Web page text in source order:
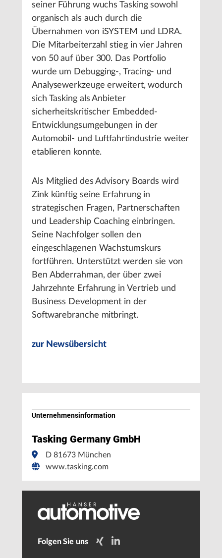
seiner Führung wuchs Tasking sowohl
organisch als auch durch die
Übernahmen von iSYSTEM und LDRA.
Die Mitarbeiterzahl stieg in vier Jahren
von 50 auf über 300. Das Portfolio
wurde um Debugging-, Tracing- und
Analysewerkzeuge erweitert, wodurch
sich Tasking als Anbieter
sicherheitskritischer Embedded-
Entwicklungsumgebungen in der
Automobil- und Luftfahrtindustrie weiter
etablieren konnte.
Als Mitglied des Advisory Boards wird
Zink künftig seine Erfahrung in
strategischen Fragen, Partnerschaften
und Leadership Coaching einbringen.
Seine Nachfolger sollen den
eingeschlagenen Wachstumskurs
fortführen. Unterstützt werden sie von
Ben Abderrahman, der über zwei
Jahrzehnte Erfahrung in Vertrieb und
Business Development in der
Softwarebranche mitbringt.
zur Newsübersicht
Unternehmens­information
Tasking Germany GmbH
D 81673 München
www.tasking.com
Folgen Sie uns